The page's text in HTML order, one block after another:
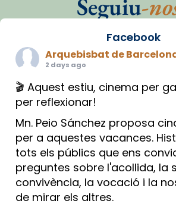
Seguiu-
Facebook
Arquebisbat de
2 days ago
🎬 Aquest estiu, cinema per
per reflexionar!
Mn. Peio Sánchez proposa
per a aquestes vacances.
tots els públics que ens
preguntes sobre l'acollida, la
convivència, la vocació i la
de mirar els altres.